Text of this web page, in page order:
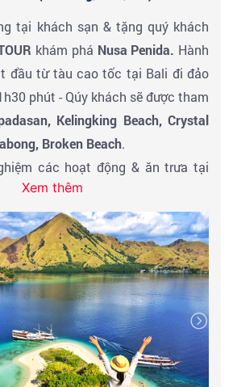
tại khách sạn & tặng quý khách
khám phá Nusa Penida. Hành
đầu từ tàu cao tốc tại Bali đi đảo
phút - Qúy khách sẽ được tham
Kelingking Beach, Crystal
Broken Beach.
các hoạt động & ăn trưa tại
hẹn HDV đón đoàn tập trung về
nhận phòng khách sạn nghỉ ngơi.
Xem thêm